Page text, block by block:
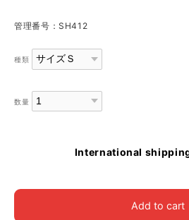
管理番号：SH412
種類
数量
International
Add to cart